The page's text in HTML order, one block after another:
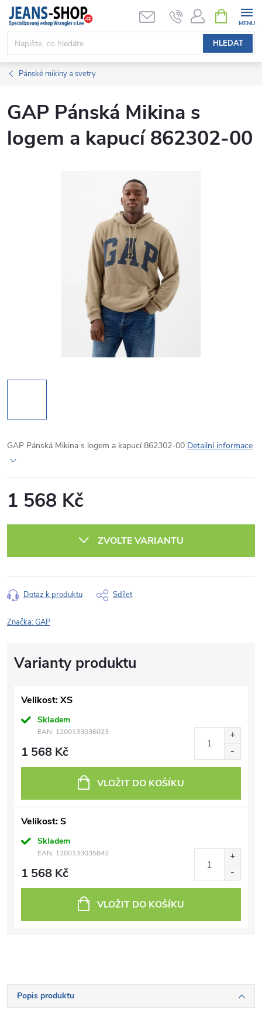
Přejít
obsah
HLEDAT
NÁKUPNÍ
KOŠÍK
Pánské mikiny a svetry
GAP Pánská Mikina s
logem a kapucí 862302-00
GAP Pánská Mikina s logem a kapucí 862302-00 Detailní informace
1 568 Kč
ZVOLTE VARIANTU
Dotaz k produktu Sdílet
Značka:GAP
Velikost: XS
Skladem
EAN: 1200133036023
1 568 Kč
VLOŽIT DO KOŠÍKU
Velikost: S
Skladem
EAN: 1200133035842
1 568 Kč
VLOŽIT DO KOŠÍKU
Popis produktu